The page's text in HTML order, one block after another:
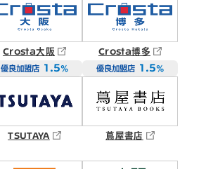
Crosta大阪
優良加盟店 1.5％
Crosta博多
優良加盟店 1.5％
TSUTAYA 蔦屋書店